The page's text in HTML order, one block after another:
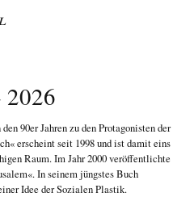
90er Jahren zu den Protagonisten der
erscheint seit 1998 und ist damit eins
Raum. Im Jahr 2000 veröffentlichte
. In seinem jüngstes Buch
Idee der Sozialen Plastik.